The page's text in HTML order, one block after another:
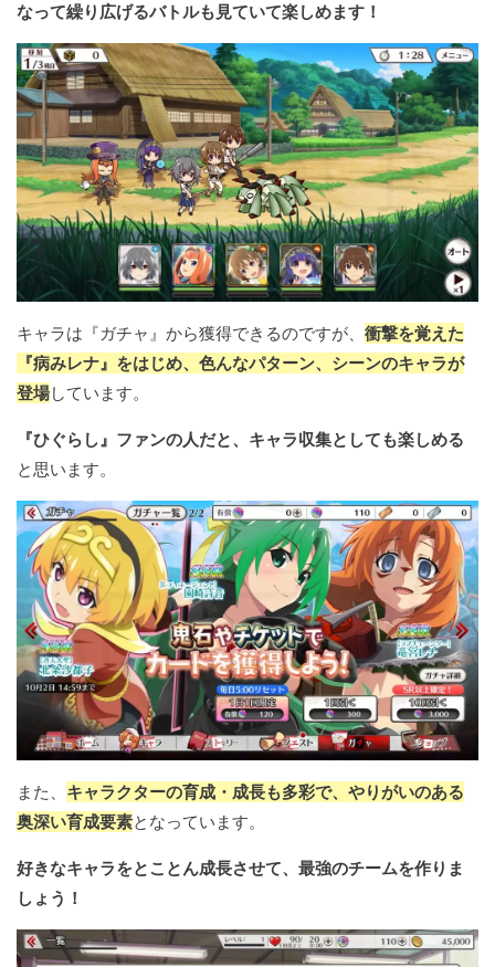
なって繰り広げるバトルも見ていて楽しめます！
キャラは『ガチャ』から獲得できるのですが、 衝撃を覚えた
『病みレナ』をはじめ、色んなパターン、シーンのキャラが
登場しています。
『ひぐらし』ファンの人だと、キャラ収集としても楽しめる
と思います。
また、 キャラクターの育成・成長も多彩で、やりがいのある
奥深い育成要素となっています。
好きなキャラをとことん成長させて、最強のチームを作りま
しょう！